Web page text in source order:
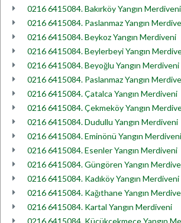
0216 6415084. Bakırköy Yangın Merdiveni
0216 6415084. Paslanmaz Yangın
0216 6415084. Beykoz Yangın Merdiveni
0216 6415084. Beylerbeyi Yangın
0216 6415084. Beyoğlu Yangın Merdiveni
0216 6415084. Paslanmaz Yangın
0216 6415084. Çatalca Yangın Merdiveni
0216 6415084. Çekmeköy Yangın
0216 6415084. Dudullu Yangın Merdiveni
0216 6415084. Eminönü Yangın Merdiveni
0216 6415084. Esenler Yangın Merdiveni
0216 6415084. Güngören Yangın
0216 6415084. Kadıköy Yangın Merdiveni
0216 6415084. Kağıthane Yangın
0216 6415084. Kartal Yangın Merdiveni
0216 6415084. Küçükçekmece Yangın